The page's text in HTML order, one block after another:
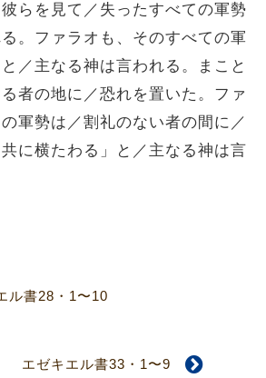
らを見て／失ったすべての軍勢
。ファラオも、そのすべての軍
／主なる神は言われる。まこと
者の地に／恐れを置いた。ファ
軍勢は／割礼のない者の間に／
に横たわる」と／主なる神は言
ル書28・1〜10
エゼキエル書33・1〜9